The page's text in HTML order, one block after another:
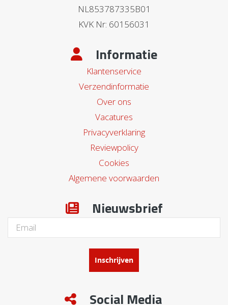
NL853787335B01
KVK Nr: 60156031
Informatie
Klantenservice
Verzendinformatie
Over ons
Vacatures
Privacyverklaring
Reviewpolicy
Cookies
Algemene voorwaarden
Nieuwsbrief
Inschrijven
Social Media